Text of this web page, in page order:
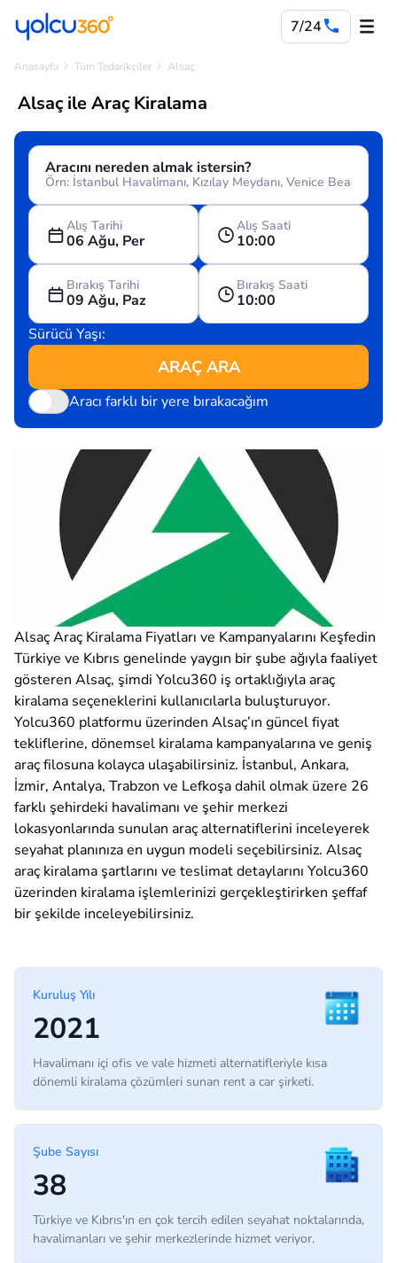
7/24
Anasayfa Tüm Tedarikçiler Alsaç
Alsaç ile Araç Kiralama
Aracını nereden almak istersin?
Alış Tarihi
06 Ağu, Per
Alış Saati
10:00
Bırakış Tarihi
09 Ağu, Paz
Bırakış Saati
10:00
Sürücü Yaşı:
ARAÇ ARA
Aracı farklı bir yere bırakacağım
Alsaç Araç Kiralama Fiyatları ve Kampanyalarını Keşfedin
Türkiye ve Kıbrıs genelinde yaygın bir şube ağıyla faaliyet
gösteren Alsaç, şimdi Yolcu360 iş ortaklığıyla araç
kiralama seçeneklerini kullanıcılarla buluşturuyor.
Yolcu360 platformu üzerinden Alsaç’ın güncel fiyat
tekliflerine, dönemsel kiralama kampanyalarına ve geniş
araç filosuna kolayca ulaşabilirsiniz. İstanbul, Ankara,
İzmir, Antalya, Trabzon ve Lefkoşa dahil olmak üzere 26
farklı şehirdeki havalimanı ve şehir merkezi
lokasyonlarında sunulan araç alternatiflerini inceleyerek
seyahat planınıza en uygun modeli seçebilirsiniz. Alsaç
araç kiralama şartlarını ve teslimat detaylarını Yolcu360
üzerinden kiralama işlemlerinizi gerçekleştirirken şeffaf
bir şekilde inceleyebilirsiniz.
Kuruluş Yılı
2021
Havalimanı içi ofis ve vale hizmeti alternatifleriyle kısa
dönemli kiralama çözümleri sunan rent a car şirketi.
Şube Sayısı
38
Türkiye ve Kıbrıs'ın en çok tercih edilen seyahat noktalarında,
havalimanları ve şehir merkezlerinde hizmet veriyor.